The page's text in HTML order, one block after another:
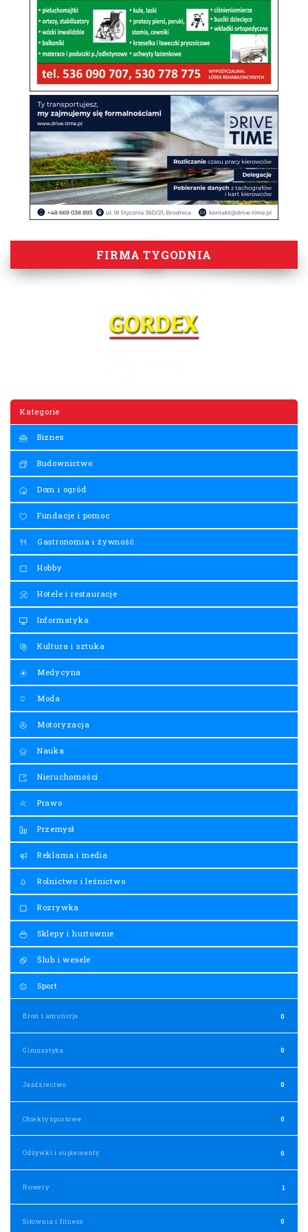
FIRMA TYGODNIA
Kategorie
Biznes
Budownictwo
Dom i ogród
Fundacje i pomoc
Gastronomia i żywność
Hobby
Hotele i restauracje
Informatyka
Kultura i sztuka
Medycyna
Moda
Motoryzacja
Nauka
Nieruchomości
Prawo
Przemysł
Reklama i media
Rolnictwo i leśnictwo
Rozrywka
Sklepy i hurtownie
Ślub i wesele
Sport
Broń i amunicja 0
Gimnastyka 0
Jeździectwo 0
Obiekty sportowe 0
Odżywki i suplementy 0
Rowery 1
Siłownia i fitness 0